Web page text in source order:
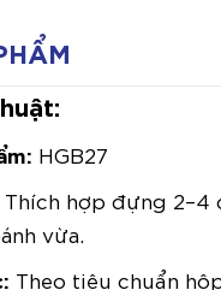
HGB27
Thích hợp đựng 2–4
vừa.
Theo tiêu chuẩn